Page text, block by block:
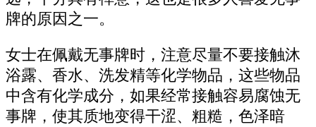
牌的原因之一。
女士在佩戴无事牌时，注意尽量不要接触沐
浴露、香水、洗发精等化学物品，这些物品
中含有化学成分，如果经常接触容易腐蚀无
事牌，使其质地变得干涩、粗糙，色泽暗